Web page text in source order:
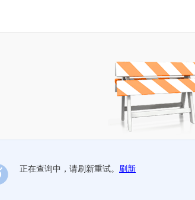
正在查询中，请刷新重试。 刷新